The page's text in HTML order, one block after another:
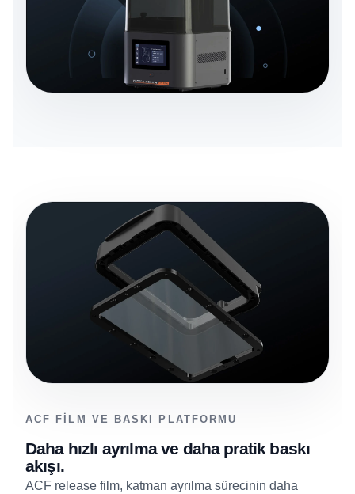
ACF FILM VE BASKI PLATFORMU
Daha hızlı ayrılma ve daha pratik baskı
akışı.
ACF release film, katman ayrılma sürecinin daha